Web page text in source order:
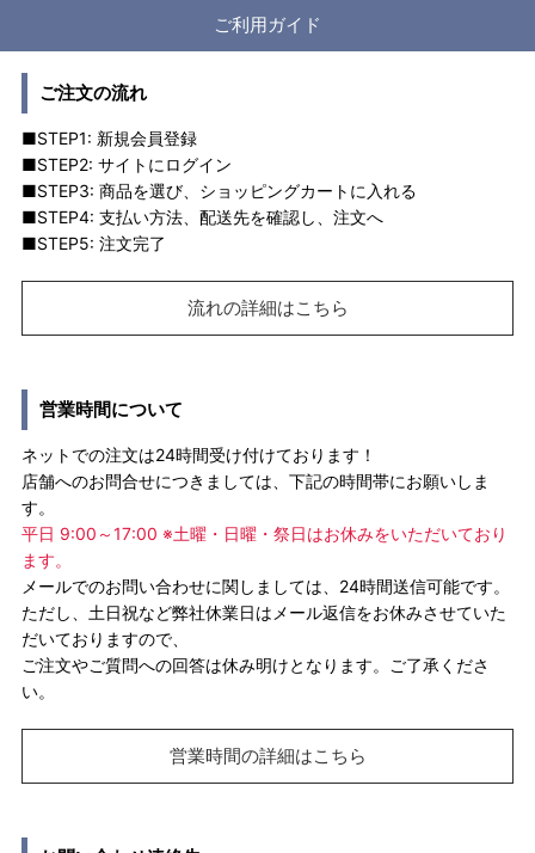
ご利用ガイド
ご注文の流れ
■STEP1: 新規会員登録
■STEP2: サイトにログイン
■STEP3: 商品を選び、ショッピングカートに入れる
■STEP4: 支払い方法、配送先を確認し、注文へ
■STEP5: 注文完了
流れの詳細はこちら
営業時間について
ネットでの注文は24時間受け付けております！
店舗へのお問合せにつきましては、下記の時間帯にお願いしま
す。
平日 9:00～17:00 ※土曜・日曜・祭日はお休みをいただいており
ます。
メールでのお問い合わせに関しましては、24時間送信可能です。
ただし、土日祝など弊社休業日はメール返信をお休みさせていた
だいておりますので、
ご注文やご質問への回答は休み明けとなります。ご了承くださ
い。
営業時間の詳細はこちら